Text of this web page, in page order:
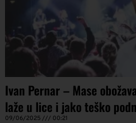
Ivan Pernar – Mase
laže u lice i jako teško
09/06/2025 00:21